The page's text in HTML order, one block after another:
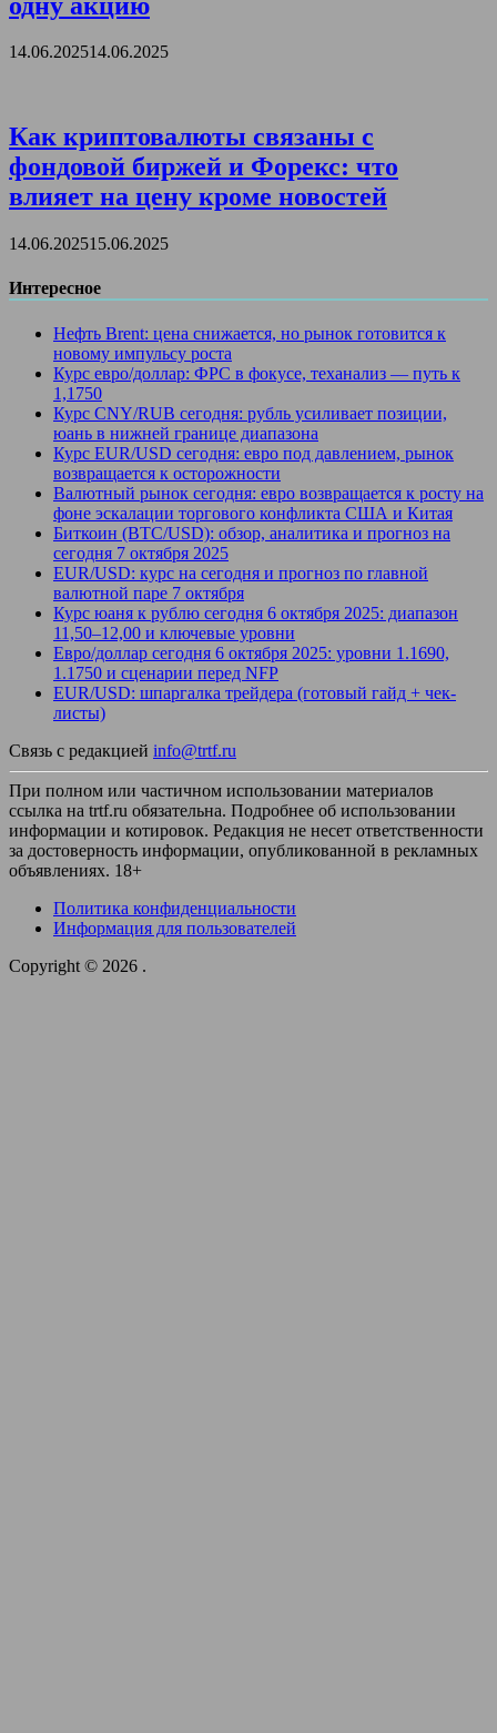
14.06.202514.06.2025
Как криптовалюты связаны с
фондовой биржей и Форекс: что
влияет на цену кроме новостей
14.06.202515.06.2025
Интересное
Нефть Brent: цена снижается, но рынок готовится к
новому импульсу роста
Курс евро/доллар: ФРС в фокусе, теханализ — путь к
1,1750
Курс CNY/RUB сегодня: рубль усиливает позиции,
юань в нижней границе диапазона
Курс EUR/USD сегодня: евро под давлением, рынок
возвращается к осторожности
Валютный рынок сегодня: евро возвращается к росту на
фоне эскалации торгового конфликта США и Китая
Биткоин (BTC/USD): обзор, аналитика и прогноз на
сегодня 7 октября 2025
EUR/USD: курс на сегодня и прогноз по главной
валютной паре 7 октября
Курс юаня к рублю сегодня 6 октября 2025: диапазон
11,50–12,00 и ключевые уровни
Евро/доллар сегодня 6 октября 2025: уровни 1.1690,
1.1750 и сценарии перед NFP
EUR/USD: шпаргалка трейдера (готовый гайд + чек-
листы)
Связь с редакцией info@trtf.ru
При полном или частичном использовании материалов
ссылка на trtf.ru обязательна. Подробнее об использовании
информации и котировок. Редакция не несет ответственности
за достоверность информации, опубликованной в рекламных
объявлениях. 18+
Политика конфиденциальности
Информация для пользователей
Copyright © 2026 .